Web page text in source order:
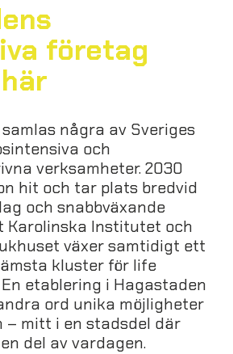
företag
några av Sveriges
och
verksamheter. 2030
hit och tar plats bredvid
och snabbväxande
Karolinska Institutet och
växer samtidigt ett
kluster för life
etablering i Hagastaden
ord unika möjligheter
– mitt i en stadsdel där
del av vardagen.